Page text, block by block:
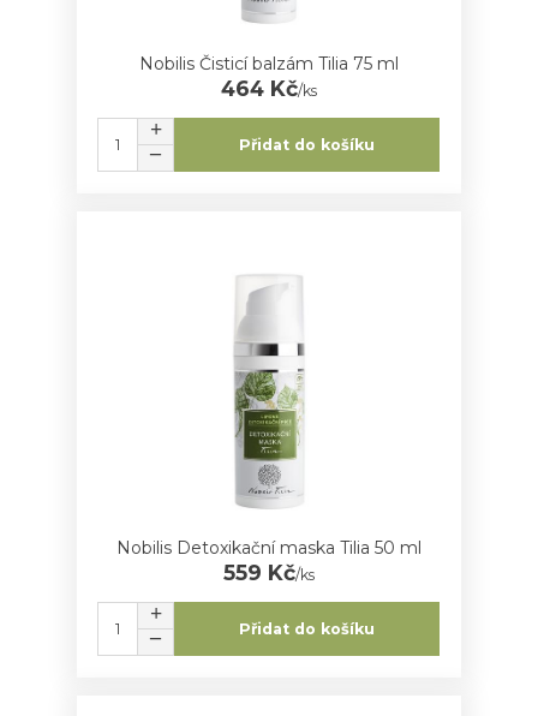
Nobilis Čisticí balzám Tilia 75 ml
464 Kč/ks
Přidat do košíku
Nobilis Detoxikační maska Tilia 50 ml
559 Kč/ks
Přidat do košíku